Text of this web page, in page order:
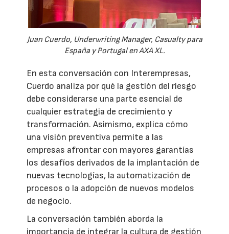
Juan Cuerdo, Underwriting Manager, Casualty para
España y Portugal en AXA XL.
En esta conversación con Interempresas,
Cuerdo analiza por qué la gestión del riesgo
debe considerarse una parte esencial de
cualquier estrategia de crecimiento y
transformación. Asimismo, explica cómo
una visión preventiva permite a las
empresas afrontar con mayores garantías
los desafíos derivados de la implantación de
nuevas tecnologías, la automatización de
procesos o la adopción de nuevos modelos
de negocio.
La conversación también aborda la
importancia de integrar la cultura de gestión